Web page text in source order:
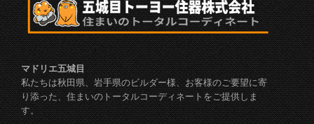
マドリエ五城目
私たちは秋田県、岩手県のビルダー様、お客様のご要望に寄
り添った、住まいのトータルコーディネートをご提供しま
す。